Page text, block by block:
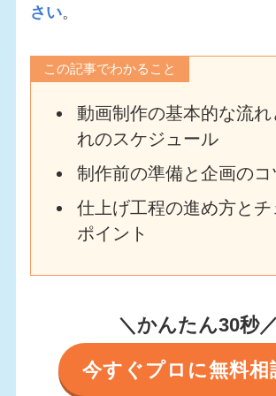
さい。
この記事でわかること
動画制作の基本的な流
れのスケジュール
制作前の準備と企画のコ
仕上げ工程の進め方とチ
ポイント
＼かんたん30秒／
今すぐプロに無料相